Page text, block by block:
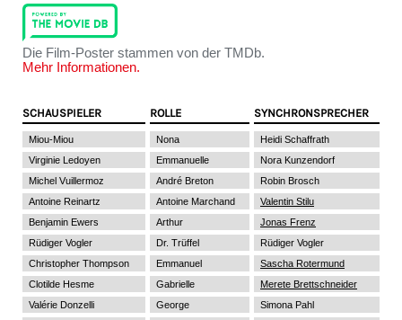
Die Film-Poster stammen von der TMDb.
Mehr Informationen.
SCHAUSPIELER ROLLE SYNCHRONSPRECHER
Miou-Miou Nona
Heidi Schaffrath
Virginie Ledoyen
Emmanuelle
Nora Kunzendorf
Michel Vuillermoz
André Breton
Robin Brosch
Antoine Reinartz
Antoine Marchand
Valentin Stilu
Benjamin Ewers
Arthur
Jonas Frenz
Rüdiger Vogler
Dr. Trüffel
Rüdiger Vogler
Christopher Thompson
Emmanuel
Sascha Rotermund
Clotilde Hesme
Gabrielle
Merete Brettschneider
Valérie Donzelli
George Simona Pahl